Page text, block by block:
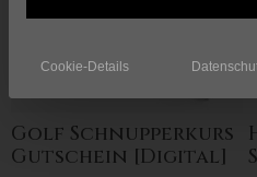
Golf Schnupperkurs
Gutschein [Digital]
Cookie-Details